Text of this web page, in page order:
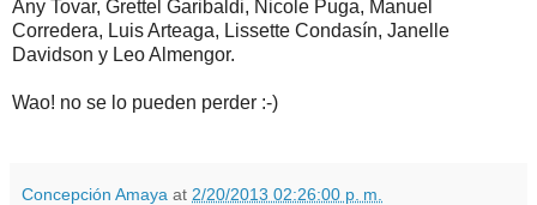
Any Tovar, Grettel Garibaldi, Nicole Puga, Manuel
Corredera, Luis Arteaga, Lissette Condasín, Janelle
Davidson y Leo Almengor.
Wao! no se lo pueden perder :-)
Concepción Amaya at 2/20/2013 02:26:00 p. m.